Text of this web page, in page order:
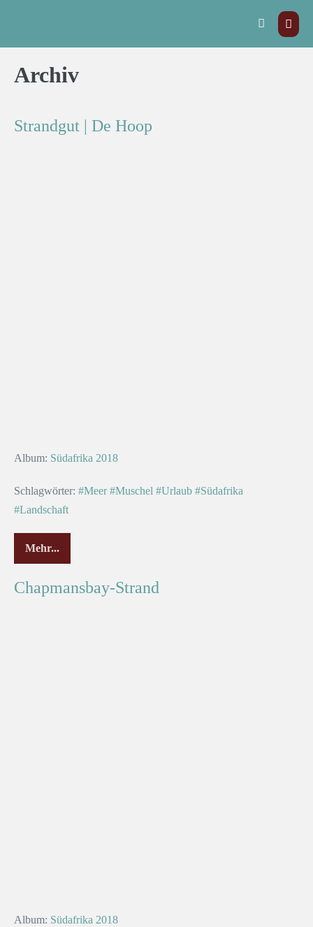
Archiv
Strandgut | De Hoop
Album: Südafrika 2018
Schlagwörter: #Meer #Muschel #Urlaub #Südafrika
#Landschaft
Mehr...
Chapmansbay-Strand
Album: Südafrika 2018